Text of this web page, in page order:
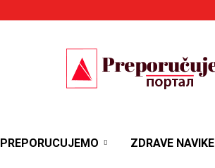
Portal
PREPORUCUJEMO ZDRAVE NAVIKE